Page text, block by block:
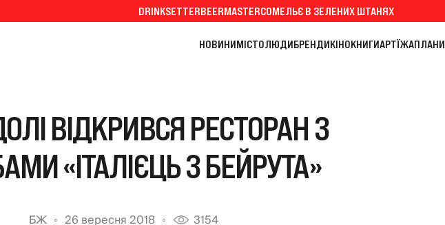
DRINKSETTERBEERMASTERСОМЕЛЬЄ В ЗЕЛЕНИХ ШТАНЯХ
НОВИНИМІСТОЛЮДИБРЕНДИКІНОКНИГИАРТЇЖАПЛАНИ
ВІДКРИВСЯ РЕСТОРАН З
«ІТАЛІЄЦЬ З БЕЙРУТА»
БЖ 26 вересня 2018 3154